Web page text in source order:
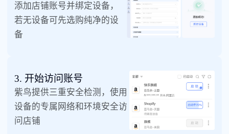
添加店铺账号并绑定设备，
若无设备可先选购纯净的设
备
3. 开始访问账号
紫鸟提供三重安全检测，使用
设备的专属网络和环境安全访
问店铺